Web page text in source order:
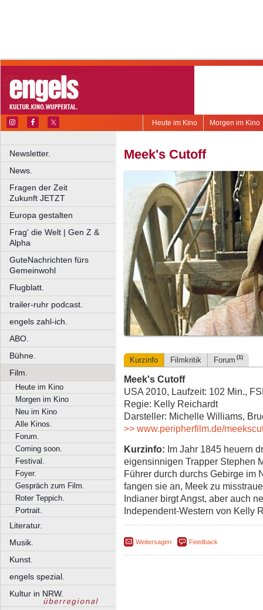
Morgen im Kino
Heute im Kino
Newsletter.
News.
Fragen der Zeit
Zukunft JETZT
Europa gestalten
Frag' die Welt | Gen Z &
Alpha
GuteNachrichten fürs
Gemeinwohl
Flugblatt.
trailer-ruhr podcast.
engels zahl-ich.
ABO.
Bühne.
Film.
Heute im Kino
Morgen im Kino
Neu im Kino
Alle Kinos.
Forum.
Coming soon.
Festival.
Foyer.
Gespräch zum Film.
Roter Teppich.
Portrait.
Literatur.
Musik.
Kunst.
engels spezial.
Kultur in NRW.
Meek's Cutoff
Kurzinfo Filmkritik Forum (1)
Meek's Cutoff
USA 2010, Laufzeit: 102 Min.,
Regie: Kelly Reichardt
Darsteller: Michelle Williams,
>> www.peripherfilm.de/
Kurzinfo: Im Jahr 1845 heuern
eigensinnigen Trapper Stephen
Führer durch durchs Gebirge im
fangen sie an, Meek zu
Indianer birgt Angst, aber auch
Independent-Western von Kelly
Weitersagen Feedback